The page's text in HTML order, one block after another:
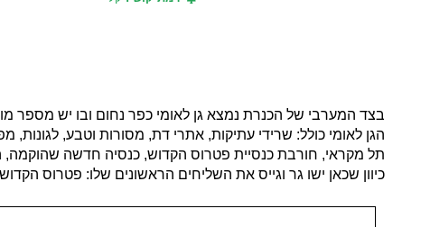
הגן לאומי כולל: שרידי עתיקות, אתרי דת, מסורות וטבע, לגונות,
כיוון שכאן ישו גר וגייס את השליחים הראשונים שלו: פטרוס